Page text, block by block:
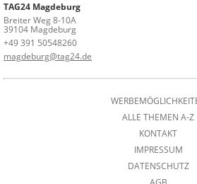
TAG24 Magdeburg
Breiter Weg 8-10A
39104 Magdeburg
+49 391 50548260
magdeburg@tag24.de
ALLE THEMEN A-Z
KONTAKT
IMPRESSUM
DATENSCHUTZ